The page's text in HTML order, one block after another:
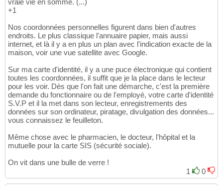
vraie vie en somme. (...)
+1
Nos coordonnées personnelles figurent dans bien d'autres
endroits. Le plus classique l'annuaire papier, mais aussi
internet, et là il y a en plus un plan avec l'indication exacte de la
maison, voir une vue satellite avec Google.
Sur ma carte d'identité, il y a une puce électronique qui contient
toutes les coordonnées, il suffit que je la place dans le lecteur
pour les voir. Dès que l'on fait une démarche, c'est la première
demande du fonctionnaire ou de l'employé, votre carte d'identité
S.V.P et il la met dans son lecteur, enregistrements des
données sur son ordinateur, piratage, divulgation des données...
vous connaissez le feuilleton.
Même chose avec le pharmacien, le docteur, l'hôpital et la
mutuelle pour la carte SIS (sécurité sociale).
On vit dans une bulle de verre !
1
0